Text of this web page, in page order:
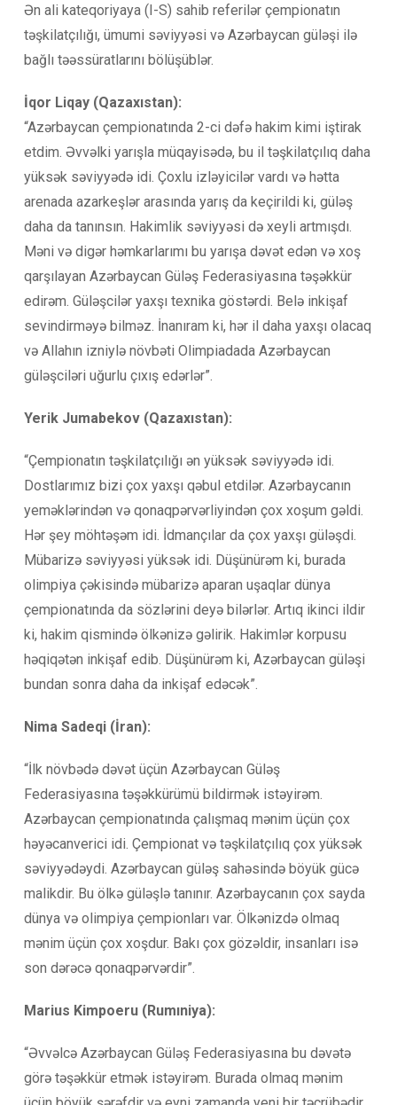
Ən ali kateqoriyaya (I-S) sahib referilər çempionatın
təşkilatçılığı, ümumi səviyyəsi və Azərbaycan güləşi ilə
bağlı təəssüratlarını bölüşüblər.
İqor Liqay (Qazaxıstan):
“Azərbaycan çempionatında 2-ci dəfə hakim kimi iştirak
etdim. Əvvəlki yarışla müqayisədə, bu il təşkilatçılıq daha
yüksək səviyyədə idi. Çoxlu izləyicilər vardı və hətta
arenada azarkeşlər arasında yarış da keçirildi ki, güləş
daha da tanınsın. Hakimlik səviyyəsi də xeyli artmışdı.
Məni və digər həmkarlarımı bu yarışa dəvət edən və xoş
qarşılayan Azərbaycan Güləş Federasiyasına təşəkkür
edirəm. Güləşcilər yaxşı texnika göstərdi. Belə inkişaf
sevindirməyə bilməz. İnanıram ki, hər il daha yaxşı olacaq
və Allahın izniylə növbəti Olimpiadada Azərbaycan
güləşciləri uğurlu çıxış edərlər”.
Yerik Jumabekov (Qazaxıstan):
“Çempionatın təşkilatçılığı ən yüksək səviyyədə idi.
Dostlarımız bizi çox yaxşı qəbul etdilər. Azərbaycanın
yeməklərindən və qonaqpərvərliyindən çox xoşum gəldi.
Hər şey möhtəşəm idi. İdmançılar da çox yaxşı güləşdi.
Mübarizə səviyyəsi yüksək idi. Düşünürəm ki, burada
olimpiya çəkisində mübarizə aparan uşaqlar dünya
çempionatında da sözlərini deyə bilərlər. Artıq ikinci ildir
ki, hakim qismində ölkənizə gəlirik. Hakimlər korpusu
həqiqətən inkişaf edib. Düşünürəm ki, Azərbaycan güləşi
bundan sonra daha da inkişaf edəcək”.
Nima Sadeqi (İran):
“İlk növbədə dəvət üçün Azərbaycan Güləş
Federasiyasına təşəkkürümü bildirmək istəyirəm.
Azərbaycan çempionatında çalışmaq mənim üçün çox
həyəcanverici idi. Çempionat və təşkilatçılıq çox yüksək
səviyyədəydi. Azərbaycan güləş sahəsində böyük gücə
malikdir. Bu ölkə güləşlə tanınır. Azərbaycanın çox sayda
dünya və olimpiya çempionları var. Ölkənizdə olmaq
mənim üçün çox xoşdur. Bakı çox gözəldir, insanları isə
son dərəcə qonaqpərvərdir”.
Marius Kimpoeru (Rumıniya):
“Əvvəlcə Azərbaycan Güləş Federasiyasına bu dəvətə
görə təşəkkür etmək istəyirəm. Burada olmaq mənim